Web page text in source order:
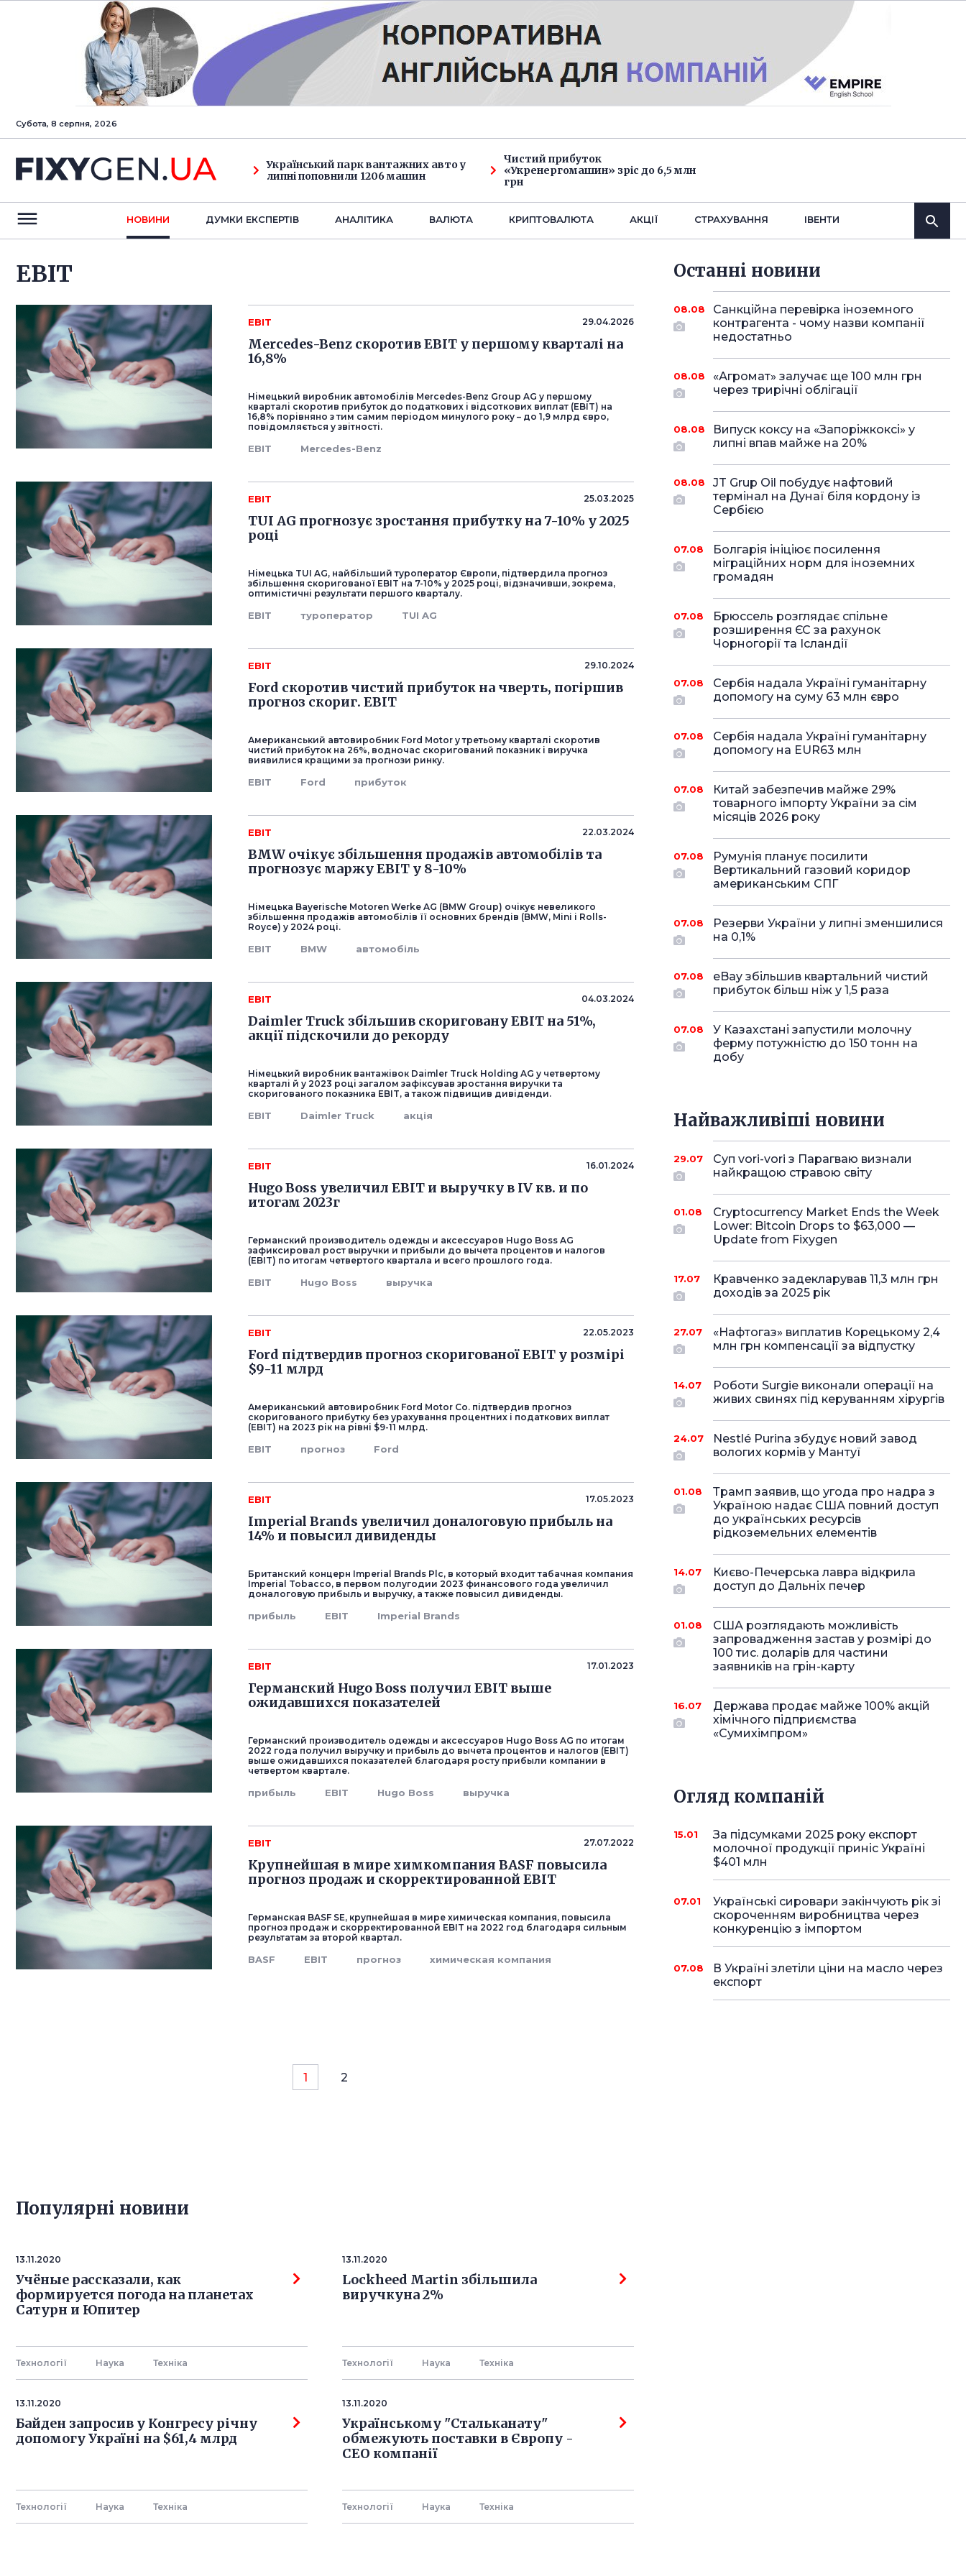
Субота, 8 серпня, 2026
Український парк вантажних авто у
липні поповнили 1206 машин
Чистий прибуток
«Укренергомашин» зріс до 6,5 млн
грн
НОВИНИ ДУМКИ ЕКСПЕРТIВ АНАЛIТИКА ВАЛЮТА КРИПТОВАЛЮТА АКЦІЇ СТРАХУВАННЯ IВЕНТИ
EBIT
EBIT 29.04.2026
Mercedes-Benz скоротив EBIT у першому кварталі на
16,8%
Німецький виробник автомобілів Mercedes-Benz Group AG у першому
кварталі скоротив прибуток до податкових і відсоткових виплат (EBIT) на
16,8% порівняно з тим самим періодом минулого року – до 1,9 млрд євро,
повідомляється у звітності.
EBIT Mercedes-Benz
EBIT 25.03.2025
TUI AG прогнозує зростання прибутку на 7-10% у 2025
році
Німецька TUI AG, найбільший туроператор Європи, підтвердила прогноз
збільшення скоригованої EBIT на 7-10% у 2025 році, відзначивши, зокрема,
оптимістичні результати першого кварталу.
EBIT туроператор TUI AG
EBIT 29.10.2024
Ford скоротив чистий прибуток на чверть, погіршив
прогноз скориг. EBIT
Американський автовиробник Ford Motor у третьому кварталі скоротив
чистий прибуток на 26%, водночас скоригований показник і виручка
виявилися кращими за прогнози ринку.
EBIT Ford прибуток
EBIT 22.03.2024
BMW очікує збільшення продажів автомобілів та
прогнозує маржу EBIT у 8-10%
Німецька Bayerische Motoren Werke AG (BMW Group) очікує невеликого
збільшення продажів автомобілів її основних брендів (BMW, Mini і Rolls-
Royce) у 2024 році.
EBIT BMW автомобіль
EBIT 04.03.2024
Daimler Truck збільшив скориговану EBIT на 51%,
акції підскочили до рекорду
Німецький виробник вантажівок Daimler Truck Holding AG у четвертому
кварталі й у 2023 році загалом зафіксував зростання виручки та
скоригованого показника EBIT, а також підвищив дивіденди.
EBIT Daimler Truck акція
EBIT 16.01.2024
Hugo Boss увеличил EBIT и выручку в IV кв. и по
итогам 2023г
Германский производитель одежды и аксессуаров Hugo Boss AG
зафиксировал рост выручки и прибыли до вычета процентов и налогов
(EBIT) по итогам четвертого квартала и всего прошлого года.
EBIT Hugo Boss выручка
EBIT 22.05.2023
Ford підтвердив прогноз скоригованої EBIT у розмірі
$9-11 млрд
Американський автовиробник Ford Motor Co. підтвердив прогноз
скоригованого прибутку без урахування процентних і податкових виплат
(EBIT) на 2023 рік на рівні $9-11 млрд.
EBIT прогноз Ford
EBIT 17.05.2023
Imperial Brands увеличил доналоговую прибыль на
14% и повысил дивиденды
Британский концерн Imperial Brands Plc, в который входит табачная компания
Imperial Tobacco, в первом полугодии 2023 финансового года увеличил
доналоговую прибыль и выручку, а также повысил дивиденды.
прибыль EBIT Imperial Brands
EBIT 17.01.2023
Германский Hugo Boss получил EBIT выше
ожидавшихся показателей
Германский производитель одежды и аксессуаров Hugo Boss AG по итогам
2022 года получил выручку и прибыль до вычета процентов и налогов (EBIT)
выше ожидавшихся показателей благодаря росту прибыли компании в
четвертом квартале.
прибыль EBIT Hugo Boss выручка
EBIT 27.07.2022
Крупнейшая в мире химкомпания BASF повысила
прогноз продаж и скорректированной EBIT
Германская BASF SE, крупнейшая в мире химическая компания, повысила
прогноз продаж и скорректированной EBIT на 2022 год благодаря сильным
результатам за второй квартал.
BASF EBIT прогноз химическая компания
1 2
Популярнi новини
13.11.2020
Учёные рассказали, как
формируется погода на планетах
Сатурн и Юпитер
Технології Наука Технiка
13.11.2020
Lockheed Martin збільшила
виручкуна 2%
Технології Наука Технiка
13.11.2020
Байден запросив у Конгресу річну
допомогу Україні на $61,4 млрд
Технології Наука Технiка
13.11.2020
Українському "Стальканату"
обмежують поставки в Європу -
СЕО компанії
Технології Наука Технiка
Останнi новини
08.08
Санкційна перевірка іноземного
контрагента - чому назви компанії
недостатньо
08.08
«Агромат» залучає ще 100 млн грн
через трирічні облігації
08.08
Випуск коксу на «Запоріжкоксі» у
липні впав майже на 20%
08.08
JT Grup Oil побудує нафтовий
термінал на Дунаї біля кордону із
Сербією
07.08
Болгарія ініціює посилення
міграційних норм для іноземних
громадян
07.08
Брюссель розглядає спільне
розширення ЄС за рахунок
Чорногорії та Ісландії
07.08
Сербія надала Україні гуманітарну
допомогу на суму 63 млн євро
07.08
Сербія надала Україні гуманітарну
допомогу на EUR63 млн
07.08
Китай забезпечив майже 29%
товарного імпорту України за сім
місяців 2026 року
07.08
Румунія планує посилити
Вертикальний газовий коридор
американським СПГ
07.08
Резерви України у липні зменшилися
на 0,1%
07.08
eBay збільшив квартальний чистий
прибуток більш ніж у 1,5 раза
07.08
У Казахстані запустили молочну
ферму потужністю до 150 тонн на
добу
Найважливіші новини
29.07
Суп vori-vori з Парагваю визнали
найкращою стравою світу
01.08
Cryptocurrency Market Ends the Week
Lower: Bitcoin Drops to $63,000 —
Update from Fixygen
17.07
Кравченко задекларував 11,3 млн грн
доходів за 2025 рік
27.07
«Нафтогаз» виплатив Корецькому 2,4
млн грн компенсації за відпустку
14.07
Роботи Surgie виконали операції на
живих свинях під керуванням хірургів
24.07
Nestlé Purina збудує новий завод
вологих кормів у Мантуї
01.08
Трамп заявив, що угода про надра з
Україною надає США повний доступ
до українських ресурсів
рідкоземельних елементів
14.07
Києво-Печерська лавра відкрила
доступ до Дальніх печер
01.08
США розглядають можливість
запровадження застав у розмірі до
100 тис. доларів для частини
заявників на грін-карту
16.07
Держава продає майже 100% акцій
хімічного підприємства
«Сумихімпром»
Огляд компаній
15.01
За підсумками 2025 року експорт
молочної продукції приніс Україні
$401 млн
07.01
Українські сировари закінчують рік зі
скороченням виробництва через
конкуренцію з імпортом
07.08
В Україні злетіли ціни на масло через
експорт